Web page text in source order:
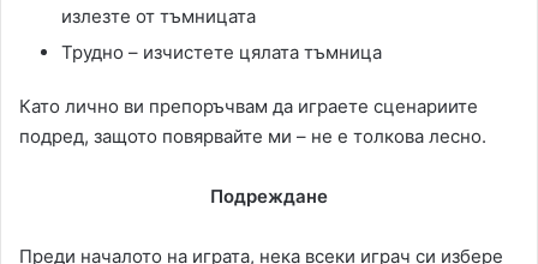
излезте от тъмницата
Трудно – изчистете цялата тъмница
Като лично ви препоръчвам да играете сценариите
подред, защото повярвайте ми – не е толкова лесно.
Подреждане
Преди началото на играта, нека всеки играч си избере